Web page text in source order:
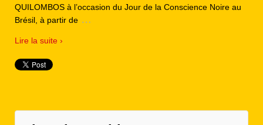
QUILOMBOS à l’occasion du Jour de la Conscience Noire au
Brésil, à partir de …
Lire la suite ›